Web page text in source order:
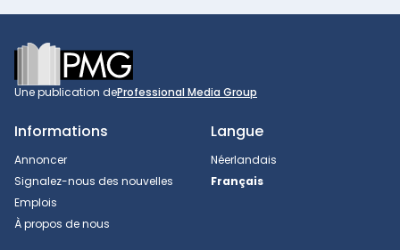
Footer
Une publication deProfessional Media Group
Informations
Annoncer
Signalez-nous des nouvelles
Emplois
À propos de nous
Langue
Néerlandais
Français